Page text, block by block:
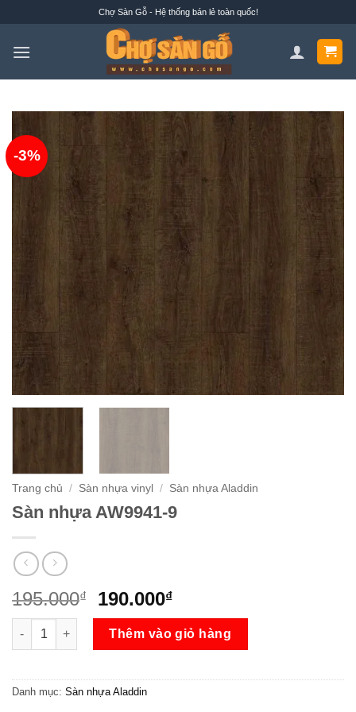
nội
Chợ Sàn Gỗ - Hệ thống bán lẻ toàn quốc!
-3%
Trang chủ / Sàn nhựa vinyl / Sàn nhựa Aladdin
Sàn nhựa AW9941-9
195.000₫
Giá
gốc
là:
195.000₫.
190.000₫Giá
hiện
tại
là:
190.000₫.
Sàn nhựa AW9941-9 số lượng
Thêm vào giỏ hàng
Danh mục: Sàn nhựa Aladdin